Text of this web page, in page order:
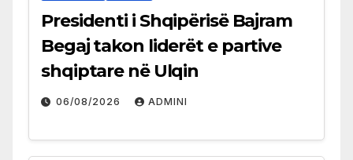
Presidenti i Shqipërisë Bajram
Begaj takon liderët e partive
shqiptare në Ulqin
06/08/2026 ADMINI